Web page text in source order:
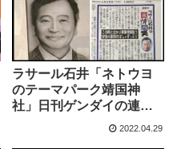
ラサール石井「ネトウヨ
のテーマパーク靖国神
社」日刊ゲンダイの連載
2022.04.29